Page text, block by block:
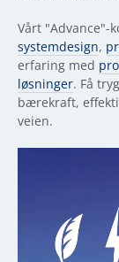
Vårt "Advance"-
systemdesign,
erfaring med
løsninger. Få
bærekraft,
veien.